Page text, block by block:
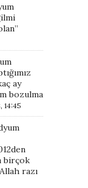
”
ay
bozulma
14:45
birçok
razı